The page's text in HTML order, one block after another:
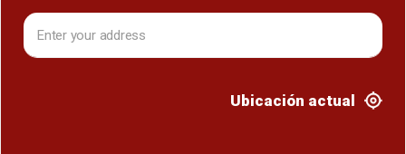
Ubicación actual